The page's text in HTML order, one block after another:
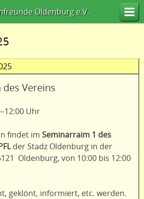
Oldenburg e.V.
Vereins
Uhr
findet im Seminarraim 1 des
der Stadz Oldenburg in der
Oldenburg, von 10:00 bis 12:00
geklönt, informiert, etc. werden.